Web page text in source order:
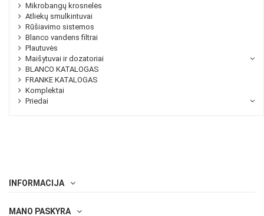
Mikrobangų krosnelės
Atliekų smulkintuvai
Rūšiavimo sistemos
Blanco vandens filtrai
Plautuvės
Maišytuvai ir dozatoriai
BLANCO KATALOGAS
FRANKE KATALOGAS
Komplektai
Priedai
INFORMACIJA
MANO PASKYRA